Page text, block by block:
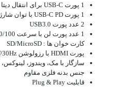
1 پورت USB-C برای انتقال دیتا
1 پورت USB-C PD با توان شارژ 87W
2 عدد پورت USB3.0
1 عدد پورت لن با سرعت 10/100
کارت خوان ها : SD/MicroSD
پورت HDMI با رزولوشن 4K@30Hz
سازگار با مک، ویندوز، لینوکس،
جنس بدنه فلزی مقاوم
قابلیت Plug & Play